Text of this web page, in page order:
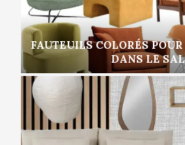
FAUTEUILS COLORÉS
DANS LE